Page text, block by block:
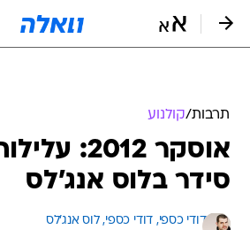
תרבות/קולנוע
אוסקר 2012:
סידר בלוס אנג'לס
דודי כספי, דודי כספי, לוס אנג'לס